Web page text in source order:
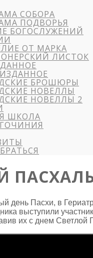
СОБОРА
ПОДВОРЬЯ
БОГОСЛУЖЕНИЙ
ОТ МАРКА
ЛИСТОК
БРОШЮРЫ
НОВЕЛЛЫ
НОВЕЛЛЫ 2
ШКОЛА
день Пасхи, в
выступили
их с днем Светлой